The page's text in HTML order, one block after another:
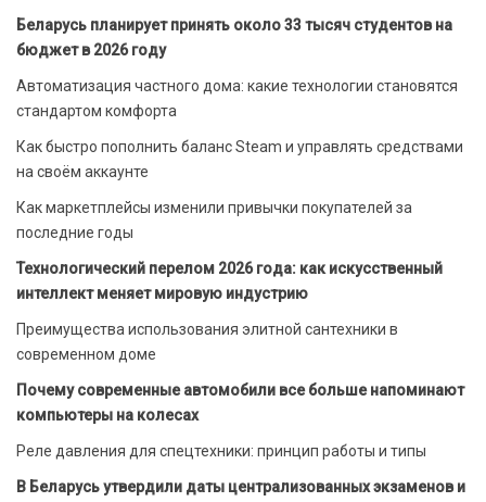
Беларусь планирует принять около 33 тысяч студентов на
бюджет в 2026 году
Автоматизация частного дома: какие технологии становятся
стандартом комфорта
Как быстро пополнить баланс Steam и управлять средствами
на своём аккаунте
Как маркетплейсы изменили привычки покупателей за
последние годы
Технологический перелом 2026 года: как искусственный
интеллект меняет мировую индустрию
Преимущества использования элитной сантехники в
современном доме
Почему современные автомобили все больше напоминают
компьютеры на колесах
Реле давления для спецтехники: принцип работы и типы
В Беларусь утвердили даты централизованных экзаменов и